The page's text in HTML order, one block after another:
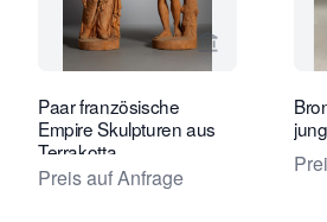
Paar französische
Empire Skulpturen aus
Terrakotta
Preis auf Anfrage